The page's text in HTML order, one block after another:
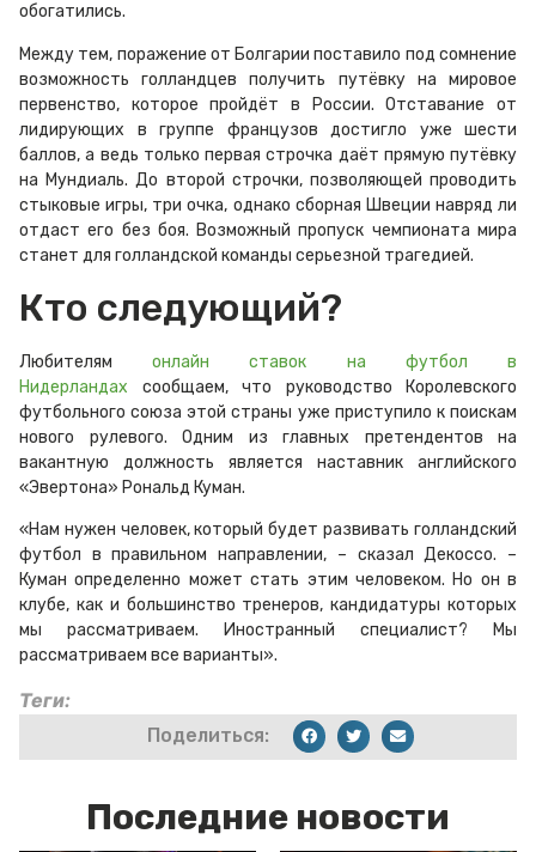
обогатились.
Между тем, поражение от Болгарии поставило под сомнение
возможность голландцев получить путёвку на мировое
первенство, которое пройдёт в России. Отставание от
лидирующих в группе французов достигло уже шести
баллов, а ведь только первая строчка даёт прямую путёвку
на Мундиаль. До второй строчки, позволяющей проводить
стыковые игры, три очка, однако сборная Швеции навряд ли
отдаст его без боя. Возможный пропуск чемпионата мира
станет для голландской команды серьезной трагедией.
Кто следующий?
Любителямонлайн ставок на футбол в
Нидерландах сообщаем, что руководство Королевского
футбольного союза этой страны уже приступило к поискам
нового рулевого. Одним из главных претендентов на
вакантную должность является наставник английского
«Эвертона» Рональд Куман.
«Нам нужен человек, который будет развивать голландский
футбол в правильном направлении, – сказал Декоссо. –
Куман определенно может стать этим человеком. Но он в
клубе, как и большинство тренеров, кандидатуры которых
мы рассматриваем. Иностранный специалист? Мы
рассматриваем все варианты».
Теги:
Поделиться:
Последние новости